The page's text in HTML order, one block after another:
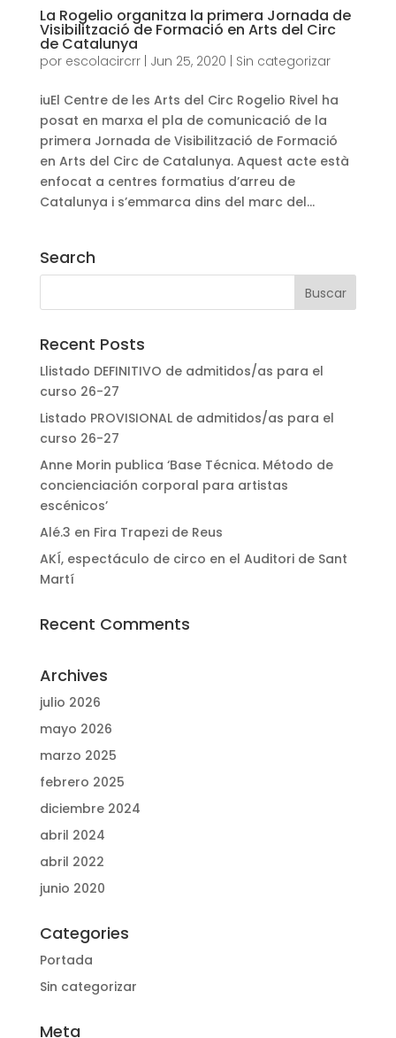
La Rogelio organitza la primera Jornada de
Visibilització de Formació en Arts del Circ
de Catalunya
por escolacircrr| Jun 25, 2020 Sin categorizar
iuEl Centre de les Arts del Circ Rogelio Rivel ha
posat en marxa el pla de comunicació de la
primera Jornada de Visibilització de Formació
en Arts del Circ de Catalunya. Aquest acte està
enfocat a centres formatius d’arreu de
Catalunya i s’emmarca dins del marc del...
Search
Recent Posts
Llistado DEFINITIVO de admitidos/as para el
curso 26-27
Listado PROVISIONAL de admitidos/as para el
curso 26-27
Anne Morin publica ‘Base Técnica. Método de
concienciación corporal para artistas
escénicos’
Alé.3 en Fira Trapezi de Reus
AKÍ, espectáculo de circo en el Auditori de Sant
Martí
Recent Comments
Archives
julio 2026
mayo 2026
marzo 2025
febrero 2025
diciembre 2024
abril 2024
abril 2022
junio 2020
Categories
Portada
Sin categorizar
Meta